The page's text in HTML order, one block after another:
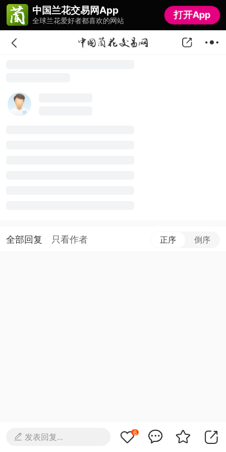
中国兰花交易网App
全球兰花爱好者都喜欢的网站
打开App
中国兰花交易网App
全球兰花爱好者都喜欢的网站
打开App
全部回复 只看作者 正序 倒序
发表回复...
6